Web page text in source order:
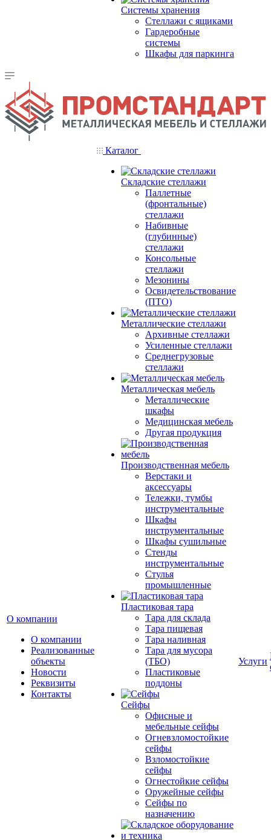
Системы хранения
Стеллажи с ящиками
Гардеробные
системы
Шкафы для паркинга
О компании
О компании
Реализованные
объекты
Новости
Реквизиты
Контакты
Каталог
Складские стеллажи
Паллетные
(фронтальные)
стеллажи
Набивные
(глубинные)
стеллажи
Консольные
стеллажи
Мезонины
Освидетельствование
(ПТО)
Металлические стеллажи
Архивные стеллажи
Усиленные стеллажи
Среднегрузовые
стеллажи
Металлическая мебель
Металлические
шкафы
Медицинская мебель
Другая продукция
Производственная мебель
Верстаки и
аксессуары
Тележки, тумбы
инструментальные
Шкафы
инструментальные
Шкафы сушильные
Стенды
инструментальные
Cтулья
промышленные
Пластиковая тара
Тара для склада
Тара пищевая
Тара наливная
Тара для мусора
(ТБО)
Пластиковые
поддоны
Сейфы
Офисные и
мебельные сейфы
Огневзломостойкие
сейфы
Взломостойкие
сейфы
Огнестойкие сейфы
Оружейные сейфы
Сейфы по
назначению
Услуги